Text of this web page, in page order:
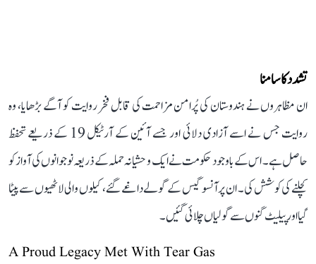
تشدد کا سامنا
ان مظاہروں نے ہندوستان کی پُرامن مزاحمت کی قابل فخر روایت کو آگے بڑھایا، وہ
روایت جس نے اسے آزادی دلائی اور جسے آئین کے آرٹیکل 19 کے ذریعے تحفظ
حاصل ہے۔ اس کے باوجود حکومت نے ایک وحشیانہ حملہ کے ذریعہ نوجوانوں کی آواز کو
کچلنے کی کوشش کی۔ ان پر آنسو گیس کے گولے داغے گئے، کیلوں والی لاٹھیوں سے پیٹا
گیا اور پیلیٹ گنوں سے گولیاں چلائی گئیں۔
A Proud Legacy Met With Tear Gas